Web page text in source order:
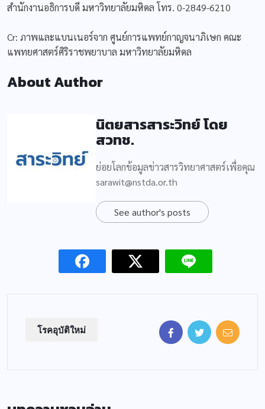
สำนักงานอธิการบดี มหาวิทยาลัยมหิดล โทร. 0-2849-6210
Cr: ภาพและแบนเนอร์จาก ศูนย์การแพทย์กาญจนาภิเษก คณะ
แพทยศาสตร์ศิริราชพยาบาล มหาวิทยาลัยมหิดล
About Author
นิตยสารสาระวิทย์ โดย
สวทช.
ย่อยโลกข้อมูลข่าวสารวิทยาศาสตร์เพื่อคุณ
sarawit@nstda.or.th
See author's posts
โรคอุบัติใหม่